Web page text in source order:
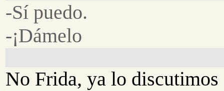
-Sí puedo.
-¡Dámelo
No Frida, ya lo discutimos